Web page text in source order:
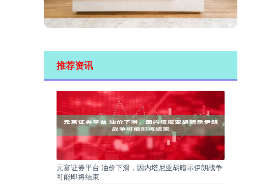
推荐资讯
元富证券平台 油价下滑，因内塔尼亚胡暗示伊朗战争
可能即将结束